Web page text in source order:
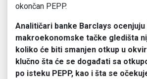
okončan PEPP.
Analitičari banke Barclays ocenjuju
makroekonomske tačke gledišta
koliko će biti smanjen otkup u
klučno šta će se događati sa
po isteku PEPP, kao i šta se